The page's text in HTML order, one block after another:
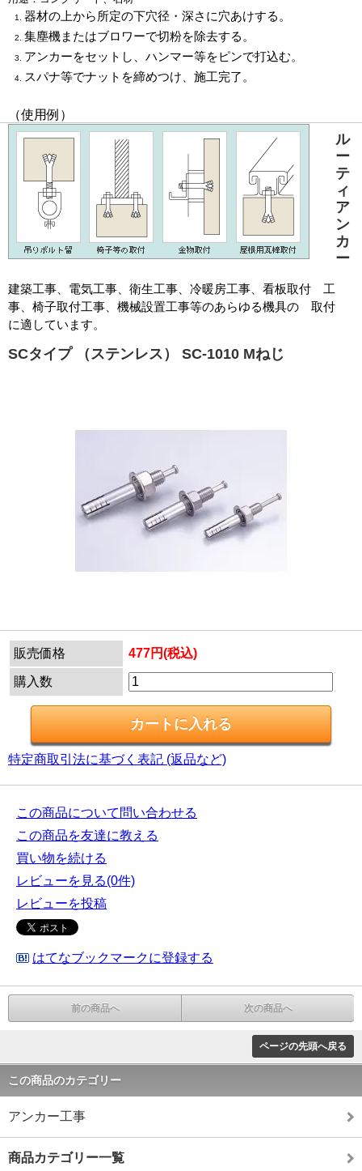
器材の上から所定の下穴径・深さに穴あけする。
集塵機またはブロワーで切粉を除去する。
アンカーをセットし、ハンマー等をピンで打込む。
スパナ等でナットを締めつけ、施工完了。
（使用例）
建築工事、電気工事、衛生工事、冷暖房工事、看板取付 工
事、椅子取付工事、機械設置工事等のあらゆる機具の 取付
に適しています。
ル
ー
テ
ィ
ア
ン
カ
ー
SCタイプ （ステンレス） SC-1010 Mねじ
販売価格 477円(税込)
購入数
特定商取引法に基づく表記 (返品など)
この商品について問い合わせる
この商品を友達に教える
買い物を続ける
レビューを見る(0件)
レビューを投稿
はてなブックマークに登録する
前の商品へ 次の商品へ
ページの先頭へ戻る
この商品のカテゴリー
アンカー工事
商品カテゴリー一覧